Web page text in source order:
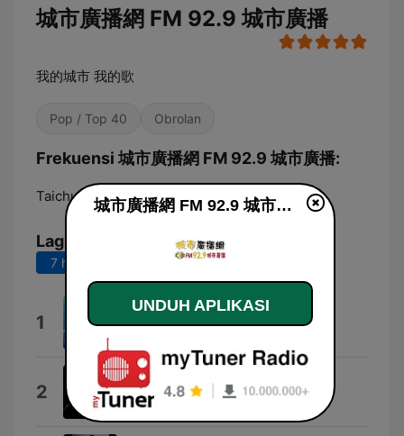
城市廣播網 FM 92.9 城市廣播
我的城市 我的歌
Pop / Top 40 Obrolan
Frekuensi 城市廣播網 FM 92.9 城市廣播:
Taichung: 92.9 FM
Lagu Teratas
7 hari terakhir 30 hari terakhir
1 Lean and Clean 3:51
2 The Sonic - Stellar Rays
The Sonic
城市廣播網 FM 92.9 城市廣播 live
UNDUH APLIKASI